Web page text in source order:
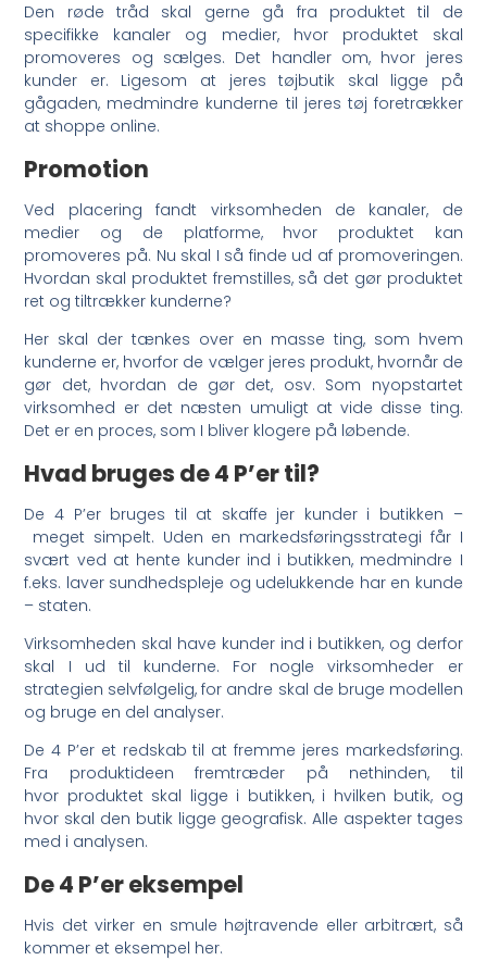
Den røde tråd skal gerne gå fra produktet til de
specifikke kanaler og medier, hvor produktet skal
promoveres og sælges. Det handler om, hvor jeres
kunder er. Ligesom at jeres tøjbutik skal ligge på
gågaden, medmindre kunderne til jeres tøj foretrækker
at shoppe online.
Promotion
Ved placering fandt virksomheden de kanaler, de
medier og de platforme, hvor produktet kan
promoveres på. Nu skal I så finde ud af promoveringen.
Hvordan skal produktet fremstilles, så det gør produktet
ret og tiltrækker kunderne?
Her skal der tænkes over en masse ting, som hvem
kunderne er, hvorfor de vælger jeres produkt, hvornår de
gør det, hvordan de gør det, osv. Som nyopstartet
virksomhed er det næsten umuligt at vide disse ting.
Det er en proces, som I bliver klogere på løbende.
Hvad bruges de 4 P’er til?
De 4 P’er bruges til at skaffe jer kunder i butikken –
meget simpelt. Uden en markedsføringsstrategi får I
svært ved at hente kunder ind i butikken, medmindre I
f.eks. laver sundhedspleje og udelukkende har en kunde
– staten.
Virksomheden skal have kunder ind i butikken, og derfor
skal I ud til kunderne. For nogle virksomheder er
strategien selvfølgelig, for andre skal de bruge modellen
og bruge en del analyser.
De 4 P’er et redskab til at fremme jeres markedsføring.
Fra produktideen fremtræder på nethinden, til
hvor produktet skal ligge i butikken, i hvilken butik, og
hvor skal den butik ligge geografisk. Alle aspekter tages
med i analysen.
De 4 P’er eksempel
Hvis det virker en smule højtravende eller arbitrært, så
kommer et eksempel her.